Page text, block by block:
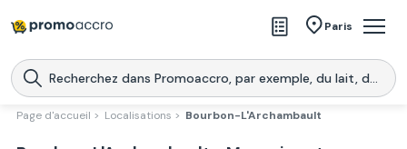
Paris
Magasins
Produits
Page d'accueil > Localisations > Bourbon-L'Archambault